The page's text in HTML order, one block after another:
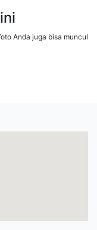
Anda juga bisa muncul